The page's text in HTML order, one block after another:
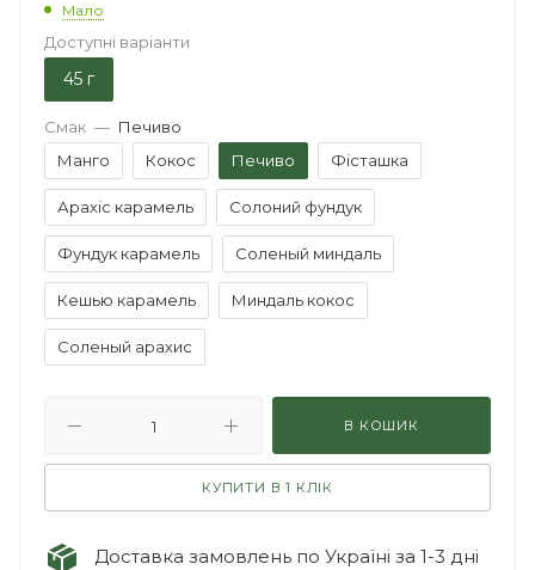
Мало
Доступні варіанти
45 г
Смак — Печиво
Манго
Кокос Печиво Фісташка
Арахіс карамель Солоний фундук
Фундук карамель Соленый миндаль
Кешью карамель Миндаль кокос
Соленый арахис
В КОШИК
КУПИТИ В 1 КЛІК
Доставка замовлень по Україні за 1-3 дні